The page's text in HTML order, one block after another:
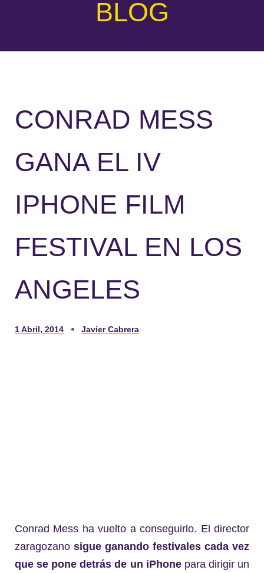
BLOG
CONRAD MESS
GANA EL IV
IPHONE FILM
FESTIVAL EN LOS
ANGELES
1 Abril, 2014 Javier Cabrera
Conrad Mess ha vuelto a conseguirlo. El director
zaragozano sigue ganando festivales cada vez
que se pone detrás de un iPhonepara dirigir un